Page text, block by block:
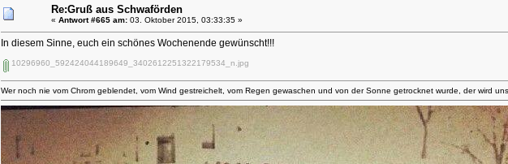
Re:Gruß aus Schwaförden
« Antwort #665 am:03. Oktober 2015, 03:33:35 »
In diesem Sinne, euch ein schönes Wochenende gewünscht!!!
10296960_592424044189649_3402612251322179534_n.jpg
Wer noch nie vom Chrom geblendet, vom Wind gestreichelt, vom Regen gewaschen und von der Sonne getrocknet wurde, der wird